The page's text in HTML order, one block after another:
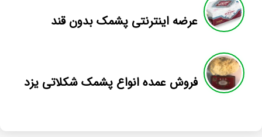
عرضه اینترنتی پشمک بدون قند
فروش عمده انواع پشمک شکلاتی یزد